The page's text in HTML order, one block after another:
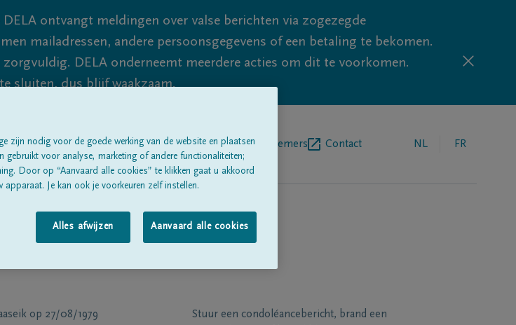
DELA ontvangt meldingen over valse berichten via zogezegde
mailadressen, andere persoonsgegevens of een betaling te bekomen.
DELA onderneemt meerdere acties om dit te voorkomen.
sluiten, dus blijf waakzaam.
Alle rouwberichtenOver onsBegrafenisondernemers Contact NL FR
op 27/08/1979
Stuur een condoléancebericht, brand een
zijn nodig voor de goede werking van de website en plaatsen
gebruikt voor analyse, marketing of andere functionaliteiten;
Door op “Aanvaard alle cookies” te klikken gaat u akkoord
Je kan ook je voorkeuren zelf instellen.
Alles afwijzen Aanvaard alle cookies